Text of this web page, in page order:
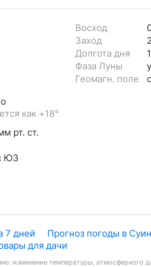
как +18°
рт. ст.
ЮЗ
Восход
Заход
Долгота дня
Фаза Луны
Геомагн. поле
7 дней Прогноз погоды в
для дачи
температуры, атмосферного